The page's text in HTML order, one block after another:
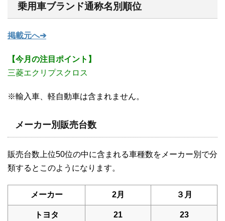
乗用車ブランド通称名別順位
掲載元へ➔
【今月の注目ポイント】
三菱エクリプスクロス
※輸入車、軽自動車は含まれません。
メーカー別販売台数
販売台数上位50位の中に含まれる車種数をメーカー別で分
類するとこのようになります。
メーカー 2月 ３月
トヨタ 21 23